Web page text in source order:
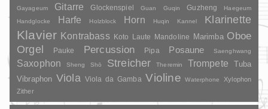
Gayageum
Gitarre Glockenspiel Guan Guqin Guzheng
Haegeum
Handglocke
Harfe Holzblock Horn Huqin Kannel Klarinette
Klavier Kontrabass Koto Laute Mandoline Marimba Oboe
Orgel Pauke Percussion Pipa Posaune Saenghwang
Saxophon Sheng Shō Streicher Theremin Trompete
Tuba
Vibraphon Viola Viola da Gamba Violine Waterphone
Xylophon
Zither